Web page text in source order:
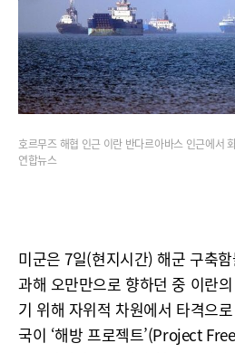
호르무즈 해협 인근 이란 반다르아바스 인근에서
연합뉴스
미군은 7일(현지시간) 해군 구축
과해 오만만으로 향하던 중 이란
기 위해 자위적 차원에서 타격으
국이 ‘해방 프로젝트’(Project